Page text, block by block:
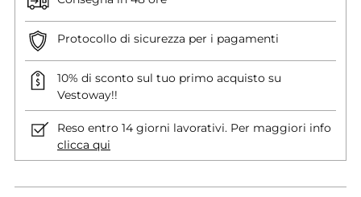
Protocollo di sicurezza per i pagamenti
10% di sconto sul tuo primo acquisto su
Vestoway!!
Reso entro 14 giorni lavorativi. Per maggiori info
clicca qui